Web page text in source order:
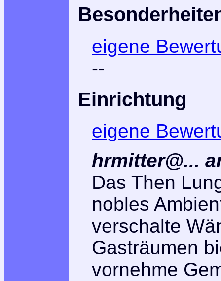
eigene
--
Einrichtung
eigene
hrmitter@...
Das Then
nobles
verschalte
Gasträumen
vornehme